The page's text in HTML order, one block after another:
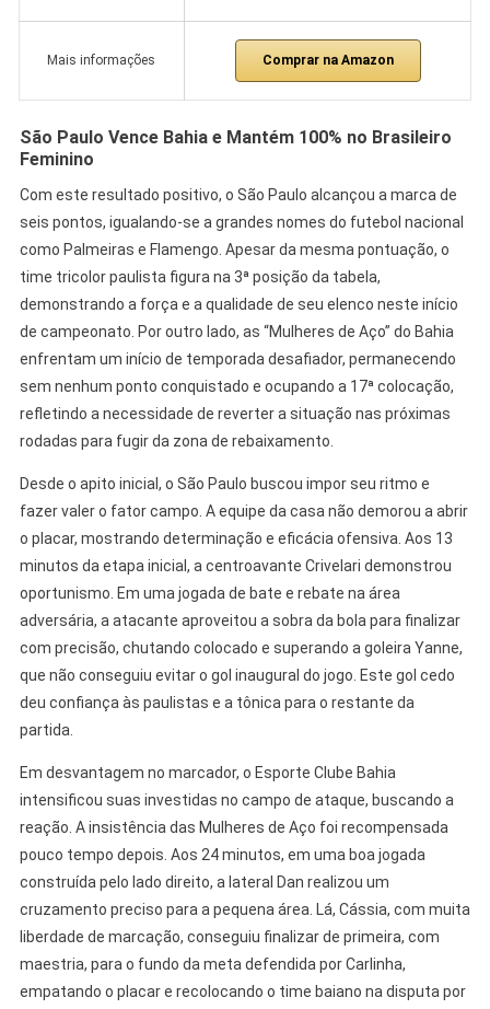
Mais informações Comprar na Amazon
São Paulo Vence Bahia e Mantém 100% no Brasileiro
Feminino
Com este resultado positivo, o São Paulo alcançou a marca de
seis pontos, igualando-se a grandes nomes do futebol nacional
como Palmeiras e Flamengo. Apesar da mesma pontuação, o
time tricolor paulista figura na 3ª posição da tabela,
demonstrando a força e a qualidade de seu elenco neste início
de campeonato. Por outro lado, as “Mulheres de Aço” do Bahia
enfrentam um início de temporada desafiador, permanecendo
sem nenhum ponto conquistado e ocupando a 17ª colocação,
refletindo a necessidade de reverter a situação nas próximas
rodadas para fugir da zona de rebaixamento.
Desde o apito inicial, o São Paulo buscou impor seu ritmo e
fazer valer o fator campo. A equipe da casa não demorou a abrir
o placar, mostrando determinação e eficácia ofensiva. Aos 13
minutos da etapa inicial, a centroavante Crivelari demonstrou
oportunismo. Em uma jogada de bate e rebate na área
adversária, a atacante aproveitou a sobra da bola para finalizar
com precisão, chutando colocado e superando a goleira Yanne,
que não conseguiu evitar o gol inaugural do jogo. Este gol cedo
deu confiança às paulistas e a tônica para o restante da
partida.
Em desvantagem no marcador, o Esporte Clube Bahia
intensificou suas investidas no campo de ataque, buscando a
reação. A insistência das Mulheres de Aço foi recompensada
pouco tempo depois. Aos 24 minutos, em uma boa jogada
construída pelo lado direito, a lateral Dan realizou um
cruzamento preciso para a pequena área. Lá, Cássia, com muita
liberdade de marcação, conseguiu finalizar de primeira, com
maestria, para o fundo da meta defendida por Carlinha,
empatando o placar e recolocando o time baiano na disputa por